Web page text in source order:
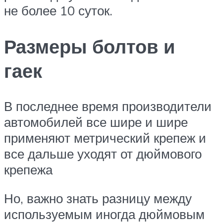
не более 10 суток.
Размеры болтов и
гаек
В последнее время производители
автомобилей все шире и шире
применяют метрический крепеж и
все дальше уходят от дюймового
крепежа
Но, важно знать разницу между
используемым иногда дюймовым